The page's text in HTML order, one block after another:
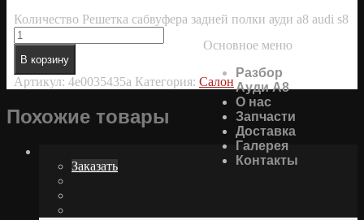
Основное меню
Разбор
Ауди А8
О нас
Запчасти
Доставка
Галерея
Контакты
Количество Решетка сабвуфера задней полки ауди а8 audi s8
В корзину
Артикул: 4e0035435a Категория: Салон
Похожие товары
Заказать